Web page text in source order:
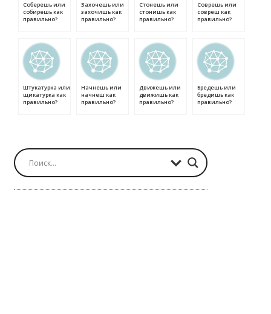
Соберешь или
собирешь как
правильно?
Захочешь или
захочишь как
правильно?
Стонешь или
стонишь как
правильно?
Соврешь или
совреш как
правильно?
Штукатурка или
щикатурка как
правильно?
Начнешь или
начнеш как
правильно?
Движешь или
движишь как
правильно?
Бредешь или
бредишь как
правильно?